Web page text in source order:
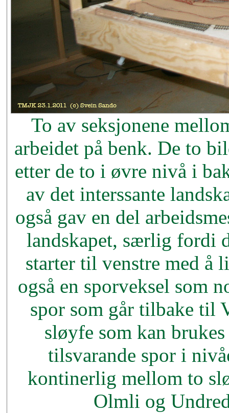
To av seksjonene
arbeidet på benk. De to
etter de to i øvre nivå i
av det interssante
også gav en del
landskapet, særlig fordi
starter til venstre med å
også en sporveksel som
spor som går tilbake til
sløyfe som kan
tilsvarande spor i
kontinerlig mellom to
Olmli og